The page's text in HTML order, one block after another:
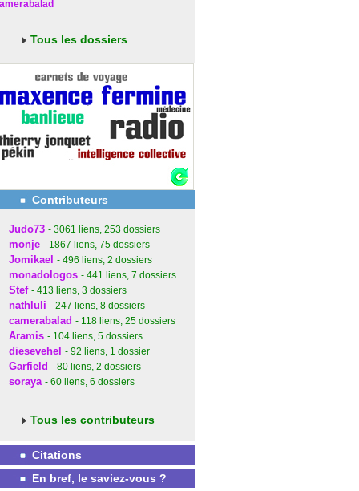
Tous les dossiers
Contributeurs
Judo73 - 3061 liens, 253 dossiers
monje - 1867 liens, 75 dossiers
Jomikael - 496 liens, 2 dossiers
monadologos - 441 liens, 7 dossiers
Stef - 413 liens, 3 dossiers
nathluli - 247 liens, 8 dossiers
camerabalad - 118 liens, 25 dossiers
Aramis - 104 liens, 5 dossiers
diesevehel - 92 liens, 1 dossier
Garfield - 80 liens, 2 dossiers
soraya - 60 liens, 6 dossiers
Tous les contributeurs
Citations
En bref, le saviez-vous ?